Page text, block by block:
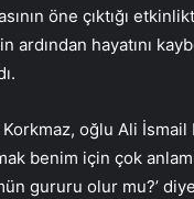
öne çıktığı
ardından hayatını
oğlu Ali İsmail
benim için çok
gururu olur mu?’